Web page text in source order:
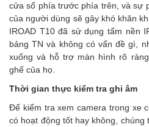
cửa sổ phía trước phía trên, và sự
của người dùng sẽ gây khó khăn
IROAD T10 đã sử dụng tấm nền
bảng TN và không có vấn đề gì,
xuống và hỗ trợ màn hình rõ
ghế của họ.
Thời gian thực kiểm tra ghi âm
Để kiểm tra xem camera trong xe
có hoạt động tốt hay không, chúng